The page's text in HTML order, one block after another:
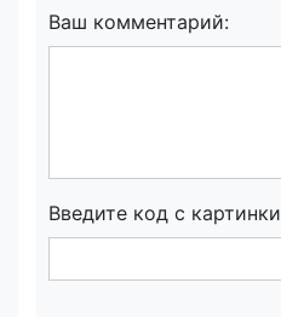
Ваш комментарий:
Введите код с картинки